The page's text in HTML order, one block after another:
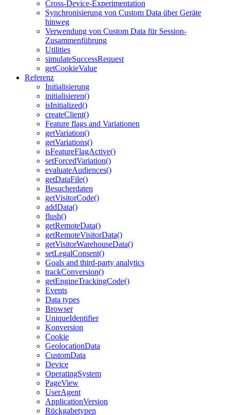
Cross-Device-Experimentation
Synchronisierung von Custom Data über Geräte
hinweg
Verwendung von Custom Data für Session-
Zusammenführung
Utilities
simulateSuccessRequest
getCookieValue
Referenz
Initialisierung
initialisieren()
isInitialized()
createClient()
Feature flags and Variationen
getVariation()
getVariations()
isFeatureFlagActive()
setForcedVariation()
evaluateAudiences()
getDataFile()
Besucherdaten
getVisitorCode()
addData()
flush()
getRemoteData()
getRemoteVisitorData()
getVisitorWarehouseData()
setLegalConsent()
Goals and third-party analytics
trackConversion()
getEngineTrackingCode()
Events
Data types
Browser
UniqueIdentifier
Konversion
Cookie
GeolocationData
CustomData
Device
OperatingSystem
PageView
UserAgent
ApplicationVersion
Rückgabetypen